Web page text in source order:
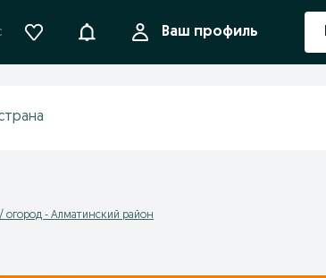
УведомленияВаш профиль
огород - Алматинский район